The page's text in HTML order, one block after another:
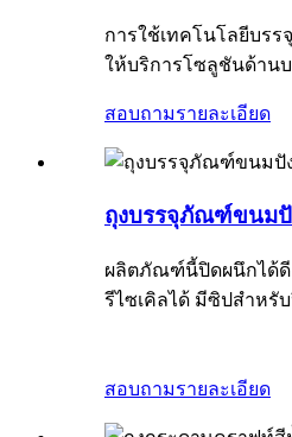
การใช้เทคโนโลยีบ
ให้บริการโซลูชันด้าน
สอบถามรายละเอียด
ถุงบรรจุภัณฑ์ขนมปั
ผลิตภัณฑ์นี้ปิดผนึกได้ดี
รีไซเคิลได้ มีซิปสำหรั
สอบถามรายละเอียด